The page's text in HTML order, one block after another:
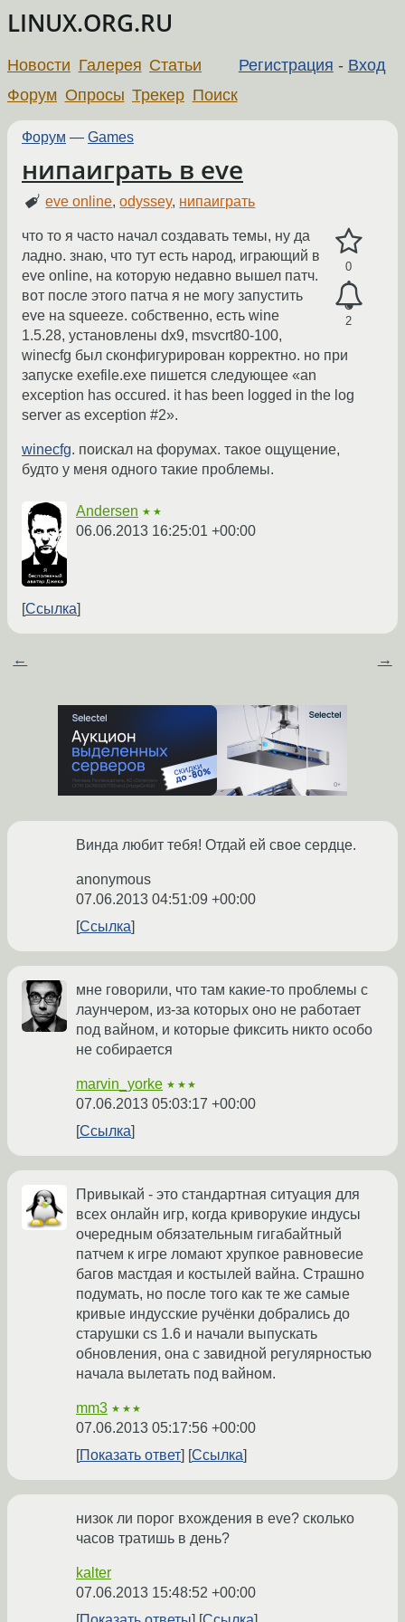
LINUX.ORG.RU
Регистрация - Вход
Новости Галерея Статьи
Форум Опросы Трекер Поиск
Форум — Games
нипаиграть в eve
eve online,odyssey, нипаиграть
0
2
что то я часто начал создавать темы, ну да
ладно. знаю, что тут есть народ, играющий в
eve online, на которую недавно вышел патч.
вот после этого патча я не могу запустить
eve на squeeze. собственно, есть wine
1.5.28, установлены dx9, msvcrt80-100,
winecfg был сконфигурирован корректно. но при
запуске exefile.exe пишется следующее «an
exception has occured. it has been logged in the log
server as exception #2».
winecfg. поискал на форумах. такое ощущение,
будто у меня одного такие проблемы.
Andersen ★★
06.06.2013 16:25:01 +00:00
Ссылка
← →
Винда любит тебя! Отдай ей свое сердце.
anonymous
07.06.2013 04:51:09 +00:00
Ссылка
мне говорили, что там какие-то проблемы с
лаунчером, из-за которых оно не работает
под вайном, и которые фиксить никто особо
не собирается
marvin_yorke ★★★
07.06.2013 05:03:17 +00:00
Ссылка
Привыкай - это стандартная ситуация для
всех онлайн игр, когда криворукие индусы
очередным обязательным гигабайтный
патчем к игре ломают хрупкое равновесие
багов мастдая и костылей вайна. Страшно
подумать, но после того как те же самые
кривые индусские ручёнки добрались до
старушки cs 1.6 и начали выпускать
обновления, она с завидной регулярностью
начала вылетать под вайном.
mm3 ★★★
07.06.2013 05:17:56 +00:00
Показать ответ
Ссылка
низок ли порог вхождения в eve? сколько
часов тратишь в день?
kalter
07.06.2013 15:48:52 +00:00